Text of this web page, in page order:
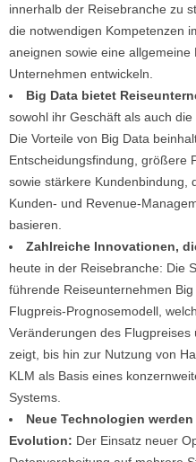
innerhalb der Reisebranche zu
die notwendigen Kompetenzen
aneignen sowie eine
Unternehmen entwickeln.
Big Data bietet
sowohl ihr Geschäft als auch
Die Vorteile von Big Data
Entscheidungsfindung, größere
sowie stärkere Kundenbindung,
Kunden- und Revenue-
basieren.
Zahlreiche Innovationen,
heute in der Reisebranche: Die
führende Reiseunternehmen
Flugpreis-Prognosemodell,
Veränderungen des
zeigt, bis hin zur Nutzung von
KLM als Basis eines
Systems.
Neue Technologien
Evolution: Der Einsatz neuer